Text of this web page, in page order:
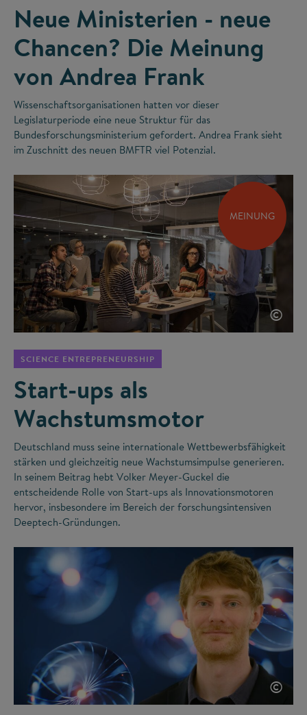
Neue Ministerien - neue
Chancen? Die Meinung
von Andrea Frank
Wissenschaftsorganisationen hatten vor dieser
Legislaturperiode eine neue Struktur für das
Bundesforschungsministerium gefordert. Andrea Frank sieht
im Zuschnitt des neuen BMFTR viel Potenzial.
MEINUNG
©
SCIENCE ENTREPRENEURSHIP
Start-ups als
Wachstumsmotor
Deutschland muss seine internationale Wettbewerbsfähigkeit
stärken und gleichzeitig neue Wachstumsimpulse generieren.
In seinem Beitrag hebt Volker Meyer-Guckel die
entscheidende Rolle von Start-ups als Innovationsmotoren
hervor, insbesondere im Bereich der forschungsintensiven
Deeptech-Gründungen.
©